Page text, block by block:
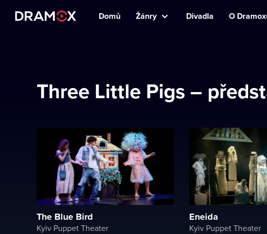
Domů Žánry Divadla O
Three Little Pigs –
The Blue Bird
Kyiv Puppet Theater
Eneida
Kyiv Puppet Theater